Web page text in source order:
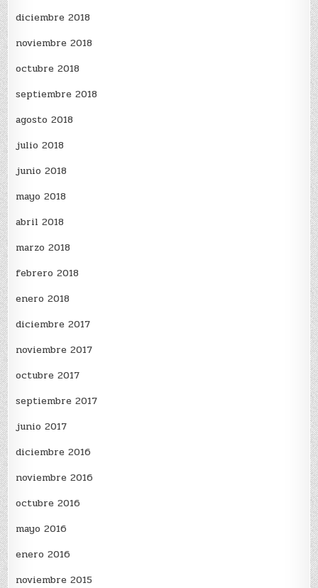
diciembre 2018
noviembre 2018
octubre 2018
septiembre 2018
agosto 2018
julio 2018
junio 2018
mayo 2018
abril 2018
marzo 2018
febrero 2018
enero 2018
diciembre 2017
noviembre 2017
octubre 2017
septiembre 2017
junio 2017
diciembre 2016
noviembre 2016
octubre 2016
mayo 2016
enero 2016
noviembre 2015